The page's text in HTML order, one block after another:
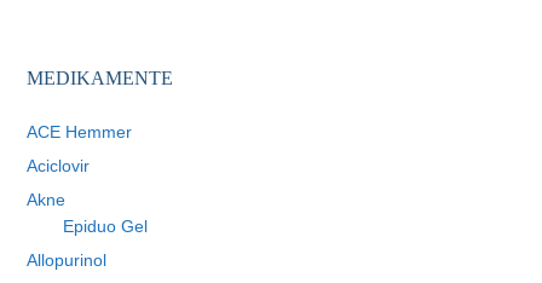
MEDIKAMENTE
ACE Hemmer
Aciclovir
Akne
Epiduo Gel
Allopurinol